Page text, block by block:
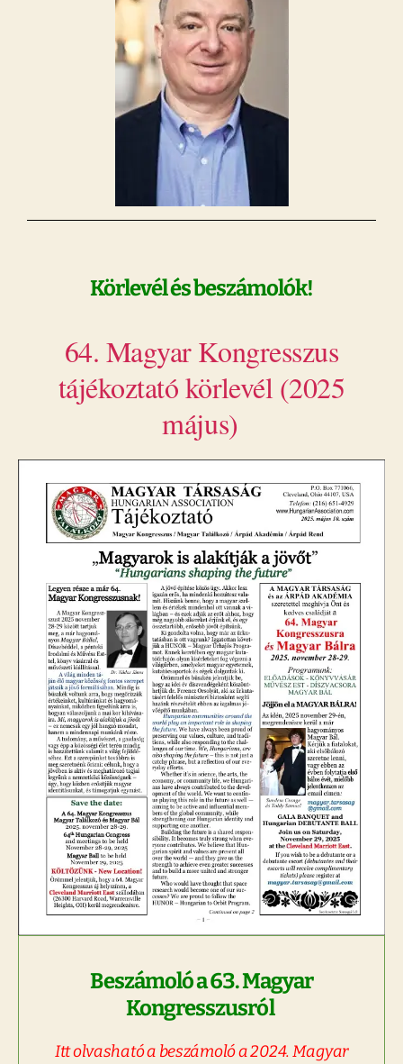
Körlevél és beszámolók!
64. Magyar Kongresszus
tájékoztató körlevél (2025
május)
Beszámoló a 63. Magyar
Kongresszusról
Itt olvasható a beszámoló a 2024. Magyar